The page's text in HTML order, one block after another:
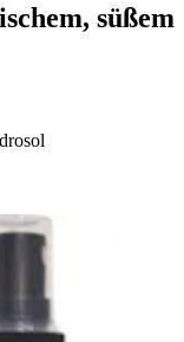
süßem